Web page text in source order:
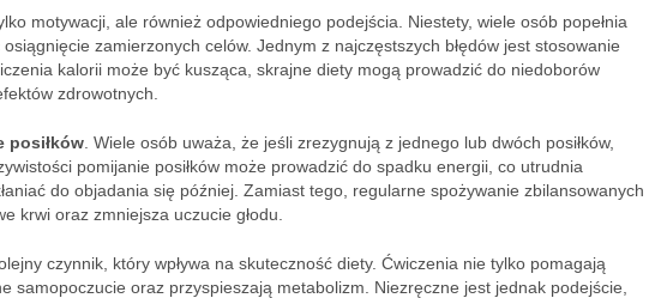
motywacji, ale również odpowiedniego podejścia. Niestety, wiele osób popełnia
zamierzonych celów. Jednym z najczęstszych błędów jest stosowanie
kalorii może być kusząca, skrajne diety mogą prowadzić do niedoborów
zdrowotnych.
posiłków . Wiele osób uważa, że jeśli zrezygnują z jednego lub dwóch posiłków,
pomijanie posiłków może prowadzić do spadku energii, co utrudnia
do objadania się później. Zamiast tego, regularne spożywanie zbilansowanych
krwi oraz zmniejsza uczucie głodu.
czynnik, który wpływa na skuteczność diety. Ćwiczenia nie tylko pomagają
samopoczucie oraz przyspieszają metabolizm. Niezręczne jest jednak podejście,